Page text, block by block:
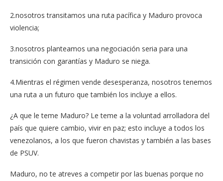
2.nosotros transitamos una ruta pacífica y Maduro provoca
violencia;
3.nosotros planteamos una negociación seria para una
transición con garantías y Maduro se niega.
4.Mientras el régimen vende desesperanza, nosotros tenemos
una ruta a un futuro que también los incluye a ellos.
¿A que le teme Maduro? Le teme a la voluntad arrolladora del
país que quiere cambio, vivir en paz; esto incluye a todos los
venezolanos, a los que fueron chavistas y también a las bases
de PSUV.
Maduro, no te atreves a competir por las buenas porque no